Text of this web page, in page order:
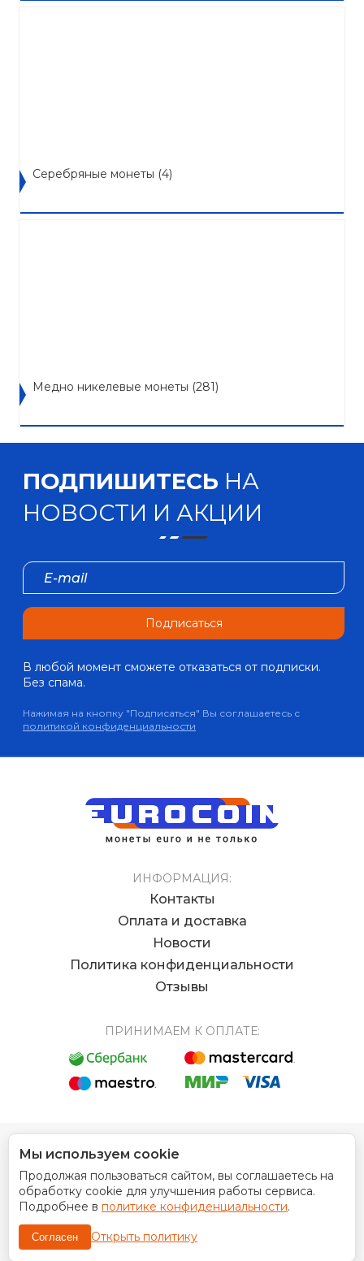
Серебряные монеты (4)
Медно никелевые монеты (281)
ПОДПИШИТЕСЬ НА
НОВОСТИ И АКЦИИ
Подписаться
В любой момент сможете отказаться от подписки.
Без спама.
Нажимая на кнопку "Подписаться" Вы соглашаетесь с
политикой конфиденциальности
ИНФОРМАЦИЯ:
Контакты
Оплата и доставка
Новости
Политика конфиденциальности
Отзывы
ПРИНИМАЕМ К ОПЛАТЕ:
© 2012 - 2026 Интернет магазин EUROCOIN
Дизайн сайта
Мы используем cookie
Продолжая пользоваться сайтом, вы соглашаетесь на
обработку cookie для улучшения работы сервиса.
Подробнее в политике конфиденциальности.
Согласен Открыть политику